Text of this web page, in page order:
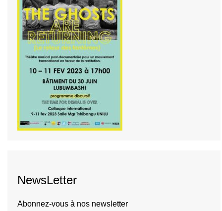
NewsLetter
Abonnez-vous à nos newsletter